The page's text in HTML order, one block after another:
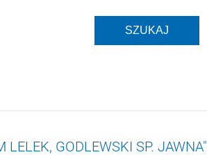
LELEK, GODLEWSKI SP. JAWNA"